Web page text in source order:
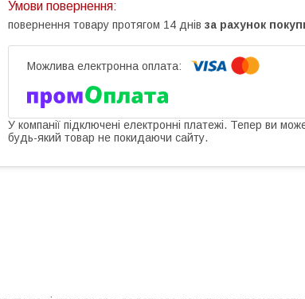
повернення товару протягом 14 днів за рахунок
У компанії підключені електронні платежі. Тепер ви
будь-який товар не покидаючи сайту.